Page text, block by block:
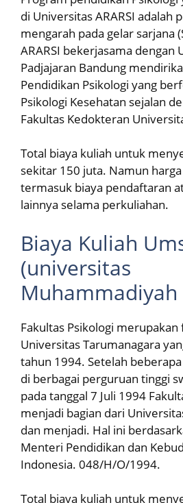
di Universitas ARARSI adalah
mengarah pada gelar sarjana
ARARSI bekerjasama dengan
Padjajaran Bandung
Pendidikan Psikologi yang
Psikologi Kesehatan sejalan
Fakultas Kedokteran
Total biaya kuliah untuk
sekitar 150 juta. Namun
termasuk biaya pendaftaran
lainnya selama perkuliahan.
Biaya Kuliah
(universitas
Fakultas Psikologi
Universitas Tarumanagara
tahun 1994. Setelah
di berbagai perguruan tinggi
pada tanggal 7 Juli 1994
menjadi bagian dari
dan menjadi. Hal ini
Menteri Pendidikan dan
Indonesia. 048/H/O/1994.
Total biaya kuliah untuk